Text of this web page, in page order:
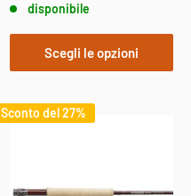
disponibile
Scegli le opzioni
Sconto del 27%